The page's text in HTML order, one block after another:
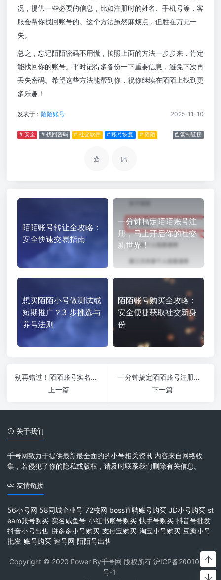
况，提供一些必要的信息，比如注册时的姓名、手机号等，客
服会帮你找回账号的。这个方法虽然麻烦点，但胜在万无一
失。
总之，忘记陌陌密码不用慌，按照上面的方法一步步来，肯定
能找回你的账号。平时记得多备份一下重要信息，避免下次再
丢失密码。希望这些方法能帮到你，祝你继续在陌陌上找到更
多乐趣！
发表于： 陌陌账号 2025-11-10
# 安全 # 找回密码 # 社交软件 # 账号恢复 # 陌陌 复制链接
陌陌账号转让全攻略：
安全快速交易指南
一分钟搞定陌陌账号注
册，马上开启你的社交
新世界！
想买陌陌小号做测试或
短期推广？3 步挑选与
养号法则
陌陌账号购买全攻略：
安全便捷获取社交新身
份
别再错过！陌陌账号实名认证流程轻松搞定，让你更安全更靠谱！
上一篇
一分钟搞定陌陌账号注册，马上开启你的社交新世界！
下一篇
关于我们
千号网致力于提供最新最全面的的小号相关资讯 内容来自网络收
集，若侵犯了你的隐私或版权，请及时联系我们删除有关信息。
友情链接
56小号网 58同城企业号 72校网 boss直聘账号购买 JD小号购买 st
eam账号购买 实名咸鱼号 小红书账号购买 快手号购买 抖音号批发
抖音小号出售 拼多多小号购买 支付宝购买 淘宝小号购买 豆瓣小号
批发 账号购买 速号网 陌陌号出售
Copyright © 2020 Power By千号网 版权所有 沪ICP备20010537
号-1